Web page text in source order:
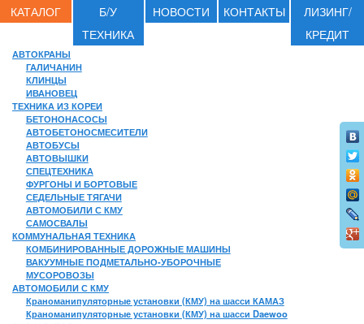
КАТАЛОГ
Б/У
ТЕХНИКА
НОВОСТИ КОНТАКТЫ
ЛИЗИНГ/
КРЕДИТ
АВТОКРАНЫ
ГАЛИЧАНИН
КЛИНЦЫ
ИВАНОВЕЦ
ТЕХНИКА ИЗ КОРЕИ
БЕТОНОНАСОСЫ
АВТОБЕТОНОСМЕСИТЕЛИ
АВТОБУСЫ
АВТОВЫШКИ
СПЕЦТЕХНИКА
ФУРГОНЫ И БОРТОВЫЕ
СЕДЕЛЬНЫЕ ТЯГАЧИ
АВТОМОБИЛИ С КМУ
САМОСВАЛЫ
КОММУНАЛЬНАЯ ТЕХНИКА
КОМБИНИРОВАННЫЕ ДОРОЖНЫЕ МАШИНЫ
ВАКУУМНЫЕ ПОДМЕТАЛЬНО-УБОРОЧНЫЕ
МУСОРОВОЗЫ
АВТОМОБИЛИ С КМУ
Краноманипуляторные установки (КМУ) на шасси КАМАЗ
Краноманипуляторные установки (КМУ) на шасси Daewoo